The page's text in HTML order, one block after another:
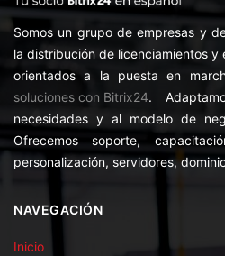
Somos un grupo de empresas y
la distribución de licenciamientos
orientados a la puesta en
soluciones con Bitrix24.
necesidades y al modelo de
Ofrecemos soporte,
personalización, servidores,
NAVEGACIÓN
Inicio